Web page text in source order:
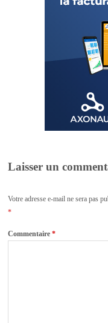
Laisser un
Votre adresse e-mail ne sera pas
*
Commentaire*